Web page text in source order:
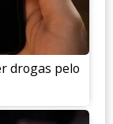
drogas pelo